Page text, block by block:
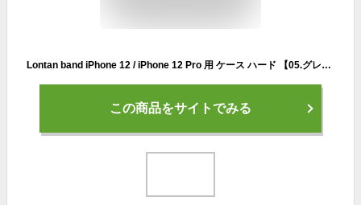
Lontan band iPhone 12 / iPhone 12 Pro 用 ケース ハード 【05.グレイッシュピンク】 バンド ベルト 全8色 カード収納 ポケット スタンド カラビナ アイフォンケース
この商品をサイトでみる